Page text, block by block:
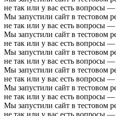
не так или у вас есть вопросы
Мы запустили сайт в тестовом
не так или у вас есть вопросы
Мы запустили сайт в тестовом
не так или у вас есть вопросы
Мы запустили сайт в тестовом
не так или у вас есть вопросы
Мы запустили сайт в тестовом
не так или у вас есть вопросы
Мы запустили сайт в тестовом
не так или у вас есть вопросы
Мы запустили сайт в тестовом
не так или у вас есть вопросы